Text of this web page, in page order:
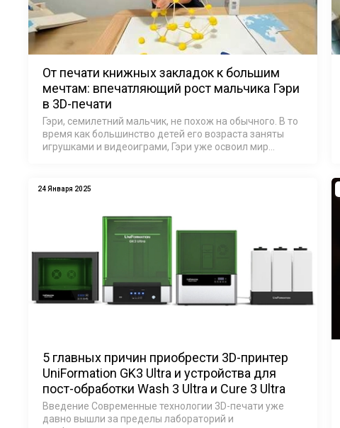
От печати книжных закладок к большим
мечтам: впечатляющий рост мальчика Гэри
в 3D-печати
Гэри, семилетний мальчик, не похож на обычного. В то
время как большинство детей его возраста заняты
игрушками и видеоиграми, Гэри уже освоил мир
24 Января 2025
5 главных причин приобрести 3D-принтер
UniFormation GK3 Ultra и устройства для
пост-обработки Wash 3 Ultra и Cure 3 Ultra
Введение Современные технологии 3D-печати уже
давно вышли за пределы лабораторий и